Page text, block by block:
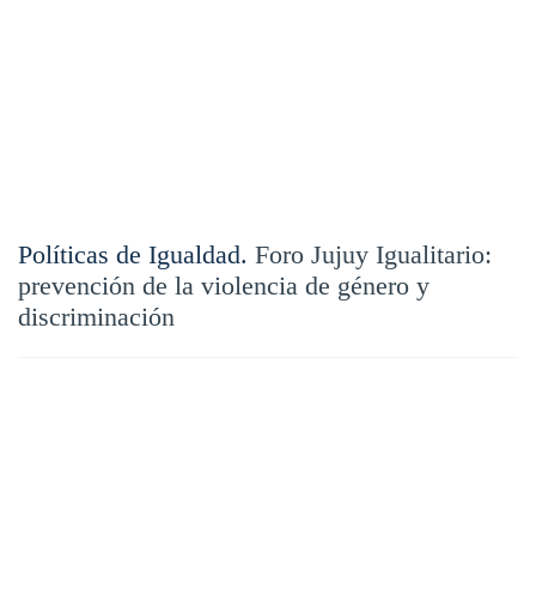
Políticas de Igualdad. Foro Jujuy Igualitario:
prevención de la violencia de género y
discriminación